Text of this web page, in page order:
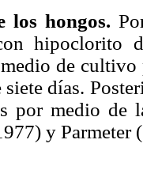
los hongos.
hipoclorito
de
siete días.
por medio de
y Parmeter